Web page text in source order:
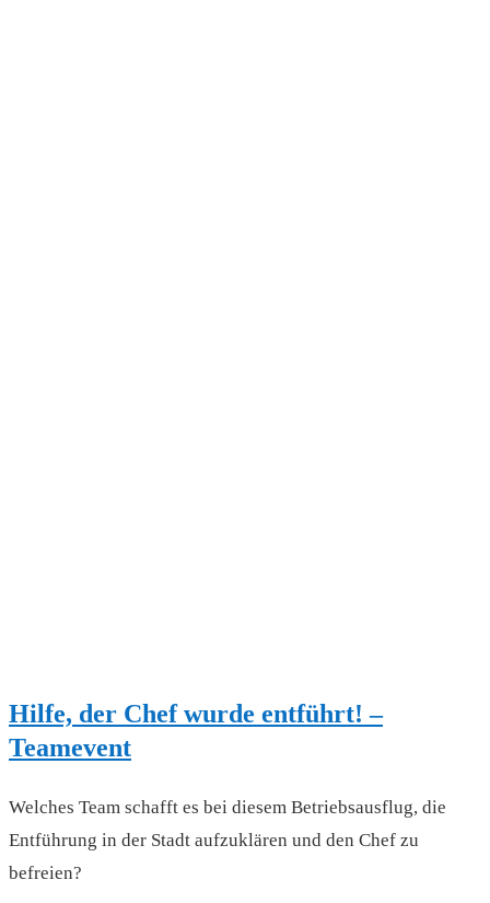
Hilfe, der Chef wurde entführt! –
Teamevent
Welches Team schafft es bei diesem Betriebsausflug, die
Entführung in der Stadt aufzuklären und den Chef zu
befreien?